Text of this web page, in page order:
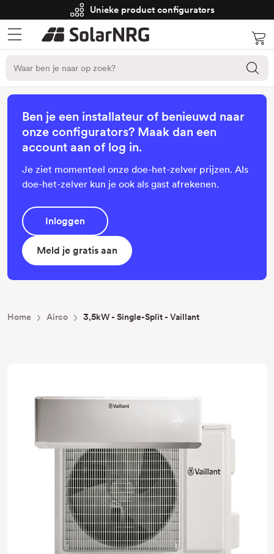
Unieke product configurators
Ben je een installateur of benieuwd naar
onze configurators? Maak dan een
account aan of log in.
Je ziet momenteel onze doe-het-zelver prijzen. Als
doe-het-zelver kun je ook als gast afrekenen.
Inloggen
Meld je gratis aan
Home Airco 3,5kW - Single-Split - Vaillant